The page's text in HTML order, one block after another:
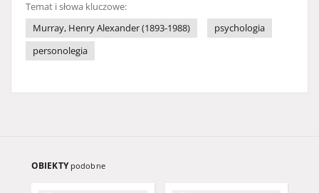
Temat i słowa kluczowe:
Murray, Henry Alexander (1893-1988)
psychologia
personolegia
OBIEKTY podobne